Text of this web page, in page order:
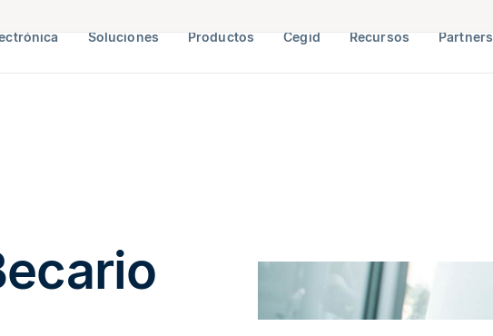
Soluciones Productos Cegid Recursos Partners